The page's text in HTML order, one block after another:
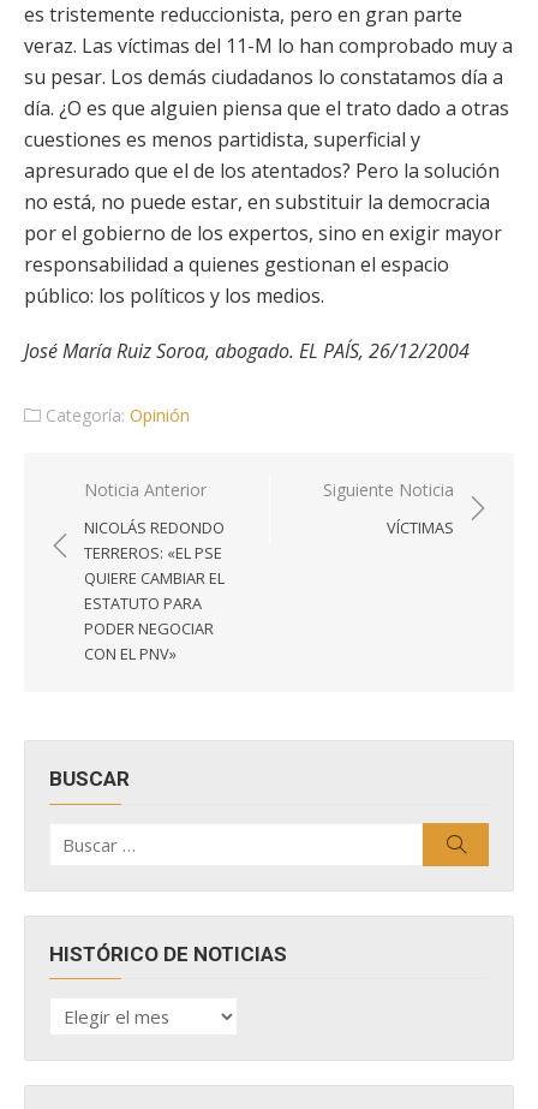
es tristemente reduccionista, pero en gran parte
veraz. Las víctimas del 11-M lo han comprobado muy a
su pesar. Los demás ciudadanos lo constatamos día a
día. ¿O es que alguien piensa que el trato dado a otras
cuestiones es menos partidista, superficial y
apresurado que el de los atentados? Pero la solución
no está, no puede estar, en substituir la democracia
por el gobierno de los expertos, sino en exigir mayor
responsabilidad a quienes gestionan el espacio
público: los políticos y los medios.
José María Ruiz Soroa, abogado. EL PAÍS, 26/12/2004
Categoría: Opinión
Navegación
entradas
Noticia Anterior
NICOLÁS REDONDO
TERREROS: «EL PSE
QUIERE CAMBIAR EL
ESTATUTO PARA
PODER NEGOCIAR
CON EL PNV»
Siguiente Noticia
VÍCTIMAS
BUSCAR
por:
HISTÓRICO DE NOTICIAS
HISTÓRICO
DE